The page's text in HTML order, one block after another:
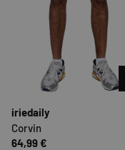
iriedaily
Corvin
64,99 €